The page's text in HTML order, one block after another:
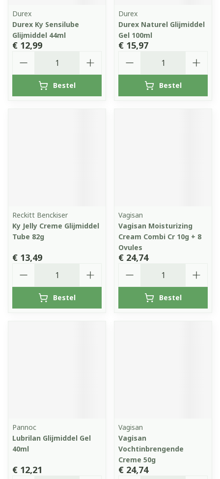
Durex
Durex Ky Sensilube
Glijmiddel 44ml
€ 12,99
Bestel
Durex
Durex Naturel Glijmiddel
Gel 100ml
€ 15,97
Bestel
Reckitt Benckiser
Ky Jelly Creme Glijmiddel
Tube 82g
€ 13,49
Bestel
Vagisan
Vagisan Moisturizing
Cream Combi Cr 10g + 8
Ovules
€ 24,74
Bestel
Pannoc
Lubrilan Glijmiddel Gel
40ml
€ 12,21
Vagisan
Vagisan
Vochtinbrengende
Creme 50g
€ 24,74